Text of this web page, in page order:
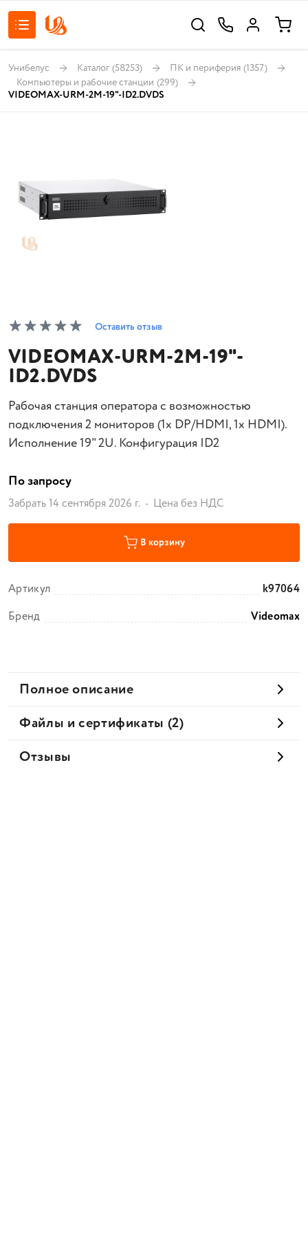
Унибелус Каталог (58253) ПК и периферия (1357)
Компьютеры и рабочие станции (299)
VIDEOMAX-URM-2M-19"-ID2.DVDS
Оставить отзыв
VIDEOMAX-URM-2M-19"-
ID2.DVDS
Рабочая станция оператора с возможностью
подключения 2 мониторов (1x DP/HDMI, 1x HDMI).
Исполнение 19" 2U. Конфигурация ID2
По запросу
Забрать 14 сентября 2026 г. Цена без НДС
В корзину
Артикул
k97064
Бренд
Videomax
Полное описание
Файлы и сертификаты (2)
Отзывы